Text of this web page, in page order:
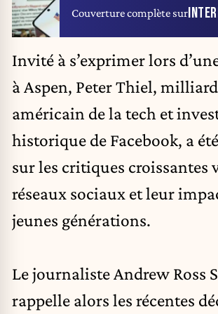
Couverture complète sur
Invité à s’exprimer lors
à Aspen, Peter Thiel,
américain de la tech et
historique de Facebook, a
sur les critiques croissantes
réseaux sociaux et leur
jeunes générations.
Le journaliste Andrew Ross
rappelle alors les récentes